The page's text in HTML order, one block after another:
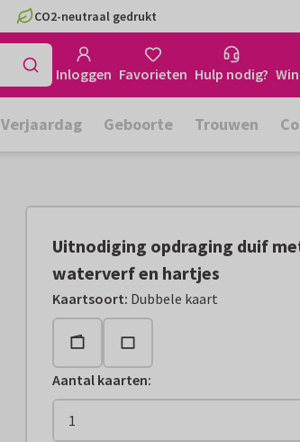
CO2-neutraal gedrukt
Inloggen Favorieten Hulp nodig?
Verjaardag Geboorte Trouwen
Uitnodiging opdraging duif
waterverf en hartjes
Kaartsoort: Dubbele kaart
Aantal kaarten: